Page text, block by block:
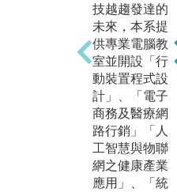
技越趨發達的
未來，本系提
供專業電腦教
室並開設「行
動裝置程式設
計」、「電子
商務及醫療網
路行銷」「人
工智慧與物聯
網之健康產業
應用」、「統